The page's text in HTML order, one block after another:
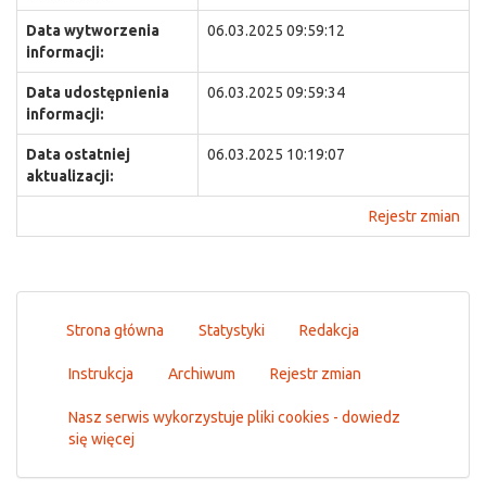
Data wytworzenia
informacji:
06.03.2025 09:59:12
Data udostępnienia
informacji:
06.03.2025 09:59:34
Data ostatniej
aktualizacji:
06.03.2025 10:19:07
Rejestr zmian
Strona główna Statystyki Redakcja
Instrukcja Archiwum Rejestr zmian
Nasz serwis wykorzystuje pliki cookies - dowiedz
się więcej